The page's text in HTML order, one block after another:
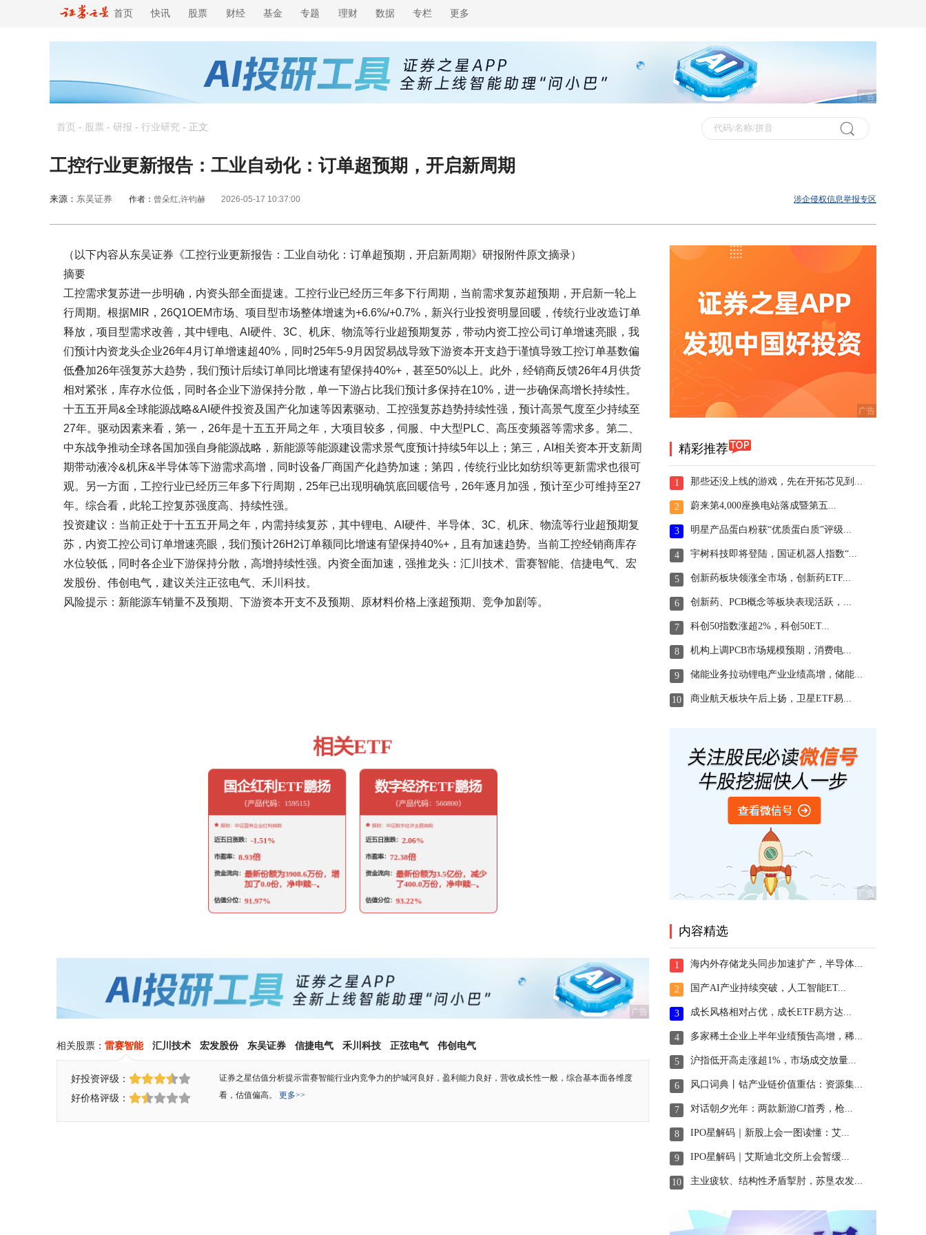
首页 快讯 股票 财经 基金 专题 理财 数据 专栏 更多
广告
首页 - 股票 - 研报 - 行业研究 - 正文
工控行业更新报告：工业自动化：订单超预期，开启新周期
来源： 东吴证券 作者： 曾朵红,许钧赫 2026-05-17 10:37:00 涉企侵权信息举报专区
（以下内容从东吴证券《工控行业更新报告：工业自动化：订单超预期，开启新周期》研报附件原文摘录）
摘要
工控需求复苏进一步明确，内资头部全面提速。工控行业已经历三年多下行周期，当前需求复苏超预期，开启新一轮上
行周期。根据MIR，26Q1OEM市场、项目型市场整体增速为+6.6%/+0.7%，新兴行业投资明显回暖，传统行业改造订单
释放，项目型需求改善，其中锂电、AI硬件、3C、机床、物流等行业超预期复苏，带动内资工控公司订单增速亮眼，我
们预计内资龙头企业26年4月订单增速超40%，同时25年5-9月因贸易战导致下游资本开支趋于谨慎导致工控订单基数偏
低叠加26年强复苏大趋势，我们预计后续订单同比增速有望保持40%+，甚至50%以上。此外，经销商反馈26年4月供货
相对紧张，库存水位低，同时各企业下游保持分散，单一下游占比我们预计多保持在10%，进一步确保高增长持续性。
十五五开局&全球能源战略&AI硬件投资及国产化加速等因素驱动、工控强复苏趋势持续性强，预计高景气度至少持续至
27年。驱动因素来看，第一，26年是十五五开局之年，大项目较多，伺服、中大型PLC、高压变频器等需求多。第二、
中东战争推动全球各国加强自身能源战略，新能源等能源建设需求景气度预计持续5年以上；第三，AI相关资本开支新周
期带动液冷&机床&半导体等下游需求高增，同时设备厂商国产化趋势加速；第四，传统行业比如纺织等更新需求也很可
观。另一方面，工控行业已经历三年多下行周期，25年已出现明确筑底回暖信号，26年逐月加强，预计至少可维持至27
年。综合看，此轮工控复苏强度高、持续性强。
投资建议：当前正处于十五五开局之年，内需持续复苏，其中锂电、AI硬件、半导体、3C、机床、物流等行业超预期复
苏，内资工控公司订单增速亮眼，我们预计26H2订单额同比增速有望保持40%+，且有加速趋势。当前工控经销商库存
水位较低，同时各企业下游保持分散，高增持续性强。内资全面加速，强推龙头：汇川技术、雷赛智能、信捷电气、宏
发股份、伟创电气，建议关注正弦电气、禾川科技。
风险提示：新能源车销量不及预期、下游资本开支不及预期、原材料价格上涨超预期、竞争加剧等。
广告
相关股票： 雷赛智能 汇川技术 宏发股份 东吴证券 信捷电气 禾川科技 正弦电气 伟创电气
好投资评级：
好价格评级：
证券之星估值分析提示雷赛智能行业内竞争力的护城河良好，盈利能力良好，营收成长性一般，综合基本面各维度
看，估值偏高。 更多>>
精彩推荐
1 那些还没上线的游戏，先在开拓芯见到...
2 蔚来第4,000座换电站落成暨第五...
3 明星产品蛋白粉获“优质蛋白质”评级...
4 宇树科技即将登陆，国证机器人指数“...
5 创新药板块领涨全市场，创新药ETF...
6 创新药、PCB概念等板块表现活跃，...
7 科创50指数涨超2%，科创50ET...
8 机构上调PCB市场规模预期，消费电...
9 储能业务拉动锂电产业业绩高增，储能...
10 商业航天板块午后上扬，卫星ETF易...
内容精选
1 海内外存储龙头同步加速扩产，半导体...
2 国产AI产业持续突破，人工智能ET...
3 成长风格相对占优，成长ETF易方达...
4 多家稀土企业上半年业绩预告高增，稀...
5 沪指低开高走涨超1%，市场成交放量...
6 风口词典丨钴产业链价值重估：资源集...
7 对话朝夕光年：两款新游CJ首秀，枪...
8 IPO星解码｜新股上会一图读懂：艾...
9 IPO星解码｜艾斯迪北交所上会暂缓...
10 主业疲软、结构性矛盾掣肘，苏垦农发...